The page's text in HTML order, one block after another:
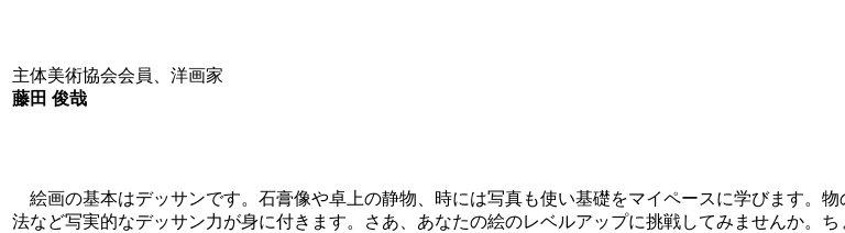
主体美術協会会員、洋画家
藤田 俊哉
絵画の基本はデッサンです。石膏像や卓上の静物、時には写真も使い基礎をマイペースに学びます。
法など写実的なデッサン力が身に付きます。さあ、あなたの絵のレベルアップに挑戦してみませんか。